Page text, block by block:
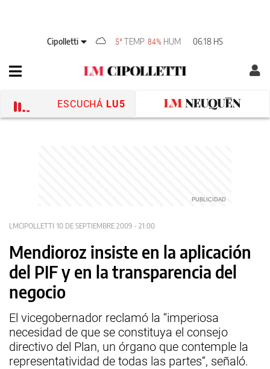
Cipolletti 5° TEMP 84% HUM 06:18 HS
ESCUCHÁ LU5
LMCIPOLLETTI 10 DE SEPTIEMBRE 2009 - 21:00
Mendioroz insiste en la aplicación
del PIF y en la transparencia del
negocio
El vicegobernador reclamó la “imperiosa
necesidad de que se constituya el consejo
directivo del Plan, un órgano que contemple la
representatividad de todas las partes“, señaló.